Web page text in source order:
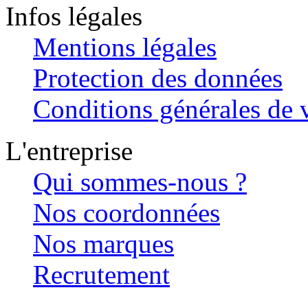
Infos légales
Mentions légales
Protection des données
Conditions générales de
L'entreprise
Qui sommes-nous ?
Nos coordonnées
Nos marques
Recrutement